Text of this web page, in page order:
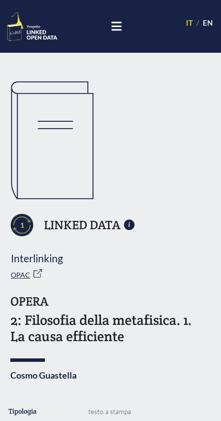
IT EN
1 LINKED DATA
Interlinking
OPAC
OPERA
2: Filosofia della metafisica. 1.
La causa efficiente
Cosmo Guastella
Tipologia testo a stampa